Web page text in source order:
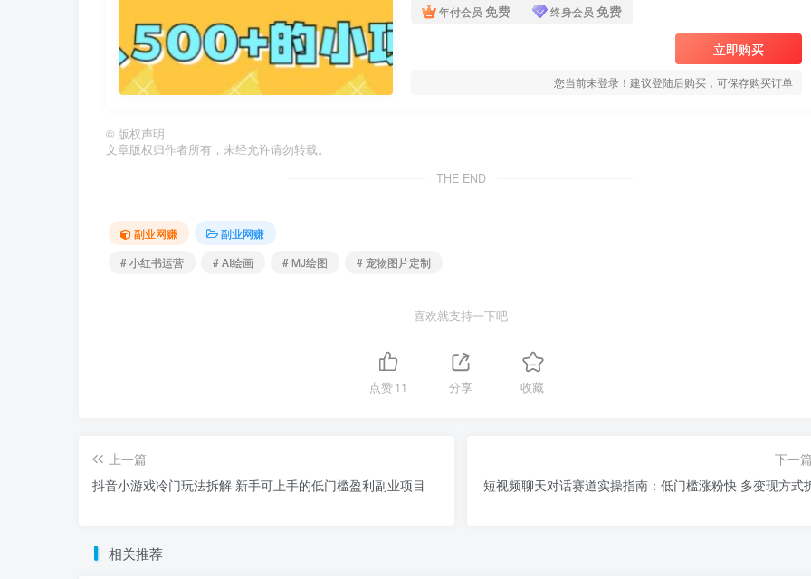
年付会员 免费 终身会员 免费
立即购买
您当前未登录！建议登陆后购买，可保存购买订单
© 版权声明
文章版权归作者所有，未经允许请勿转载。
THE END
副业网赚
副业网赚
# 小红书运营
# AI绘画 # MJ绘图 # 宠物图片定制
喜欢就支持一下吧
点赞11 分享 收藏
上一篇
抖音小游戏冷门玩法拆解 新手可上手的低门槛盈利副业项目
下一
短视频聊天对话赛道实操指南：低门槛涨粉快 多变现方式
相关推荐